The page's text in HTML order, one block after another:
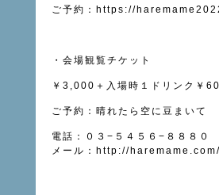
ご予約： https://
・会場観覧チケット
￥3,000＋入場時１ドリンク￥
ご予約：晴れたら空に豆まいて
電話：０３−５４５６−８８８０
メール： http://